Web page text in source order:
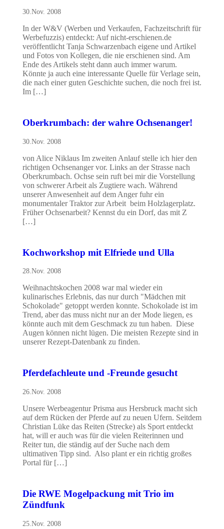
30.Nov. 2008
In der W&V (Werben und Verkaufen, Fachzeitschrift für
Werbefuzzis) entdeckt: Auf nicht-erschienen.de
veröffentlicht Tanja Schwarzenbach eigene und Artikel
und Fotos von Kollegen, die nie erschienen sind. Am
Ende des Artikels steht dann auch immer warum.
Könnte ja auch eine interessante Quelle für Verlage sein,
die nach einer guten Geschichte suchen, die noch frei ist.
Im […]
Oberkrumbach: der wahre Ochsenanger!
30.Nov. 2008
von Alice Niklaus Im zweiten Anlauf stelle ich hier den
richtigen Ochsenanger vor. Links an der Strasse nach
Oberkrumbach. Ochse sein ruft bei mir die Vorstellung
von schwerer Arbeit als Zugtiere wach. Während
unserer Anwesenheit auf dem Anger fuhr ein
monumentaler Traktor zur Arbeit beim Holzlagerplatz.
Früher Ochsenarbeit? Kennst du ein Dorf, das mit Z
[…]
Kochworkshop mit Elfriede und Ulla
28.Nov. 2008
Weihnachtskochen 2008 war mal wieder ein
kulinarisches Erlebnis, das nur durch "Mädchen mit
Schokolade" getoppt werden konnte. Schokolade ist im
Trend, aber das muss nicht nur an der Mode liegen, es
könnte auch mit dem Geschmack zu tun haben. Diese
Augen können nicht lügen. Die meisten Rezepte sind in
unserer Rezept-Datenbank zu finden.
Pferdefachleute und -Freunde gesucht
26.Nov. 2008
Unsere Werbeagentur Prisma aus Hersbruck macht sich
auf dem Rücken der Pferde auf zu neuen Ufern. Seitdem
Christian Lüke das Reiten (Strecke) als Sport entdeckt
hat, will er auch was für die vielen Reiterinnen und
Reiter tun, die ständig auf der Suche nach dem
ultimativen Tipp sind. Also plant er ein richtig großes
Portal für […]
Die RWE Mogelpackung mit Trio im
Zündfunk
25.Nov. 2008